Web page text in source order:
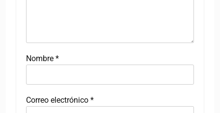
Nombre *
Correo electrónico *